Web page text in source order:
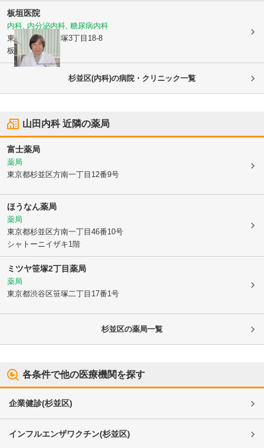
板垣医院
内科, 内分泌内科, 糖尿病内科
東京都渋谷区
笹塚3丁目18-8
板垣ビル2F
杉並区(内科)の病院・クリニック一覧
山田内科近隣の薬局
富士薬局
薬局
東京都杉並区方南一丁目12番9号
ほうなん薬局
薬局
東京都杉並区方南一丁目46番10号
シャトーニイザキ1階
ミツヤ笹塚2丁目薬局
薬局
東京都渋谷区笹塚二丁目17番1号
杉並区の薬局一覧
各条件で他の医療機関を探す
企業健診(杉並区)
インフルエンザワクチン(杉並区)